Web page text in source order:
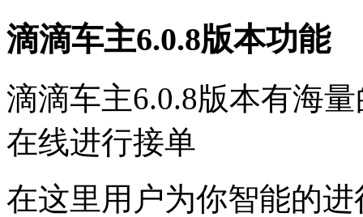
滴滴车主6.0.8版本功能
滴滴车主6.0.8版本有海
在线进行接单
在这里用户为你智能的